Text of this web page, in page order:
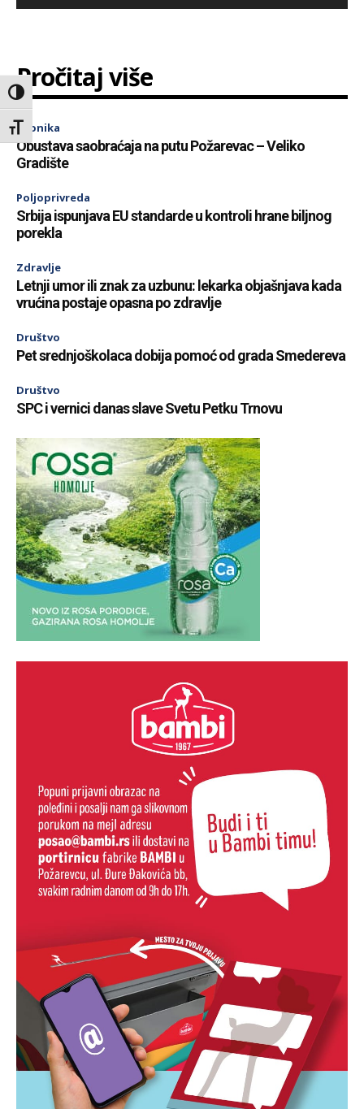
Toggle High Contrast
Toggle Font size
Pročitaj više
Hronika
Obustava saobraćaja na putu Požarevac – Veliko
Gradište
Poljoprivreda
Srbija ispunjava EU standarde u kontroli hrane biljnog
porekla
Zdravlje
Letnji umor ili znak za uzbunu: lekarka objašnjava kada
vrućina postaje opasna po zdravlje
Društvo
Pet srednjoškolaca dobija pomoć od grada Smedereva
Društvo
SPC i vernici danas slave Svetu Petku Trnovu